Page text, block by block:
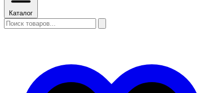
Каталог